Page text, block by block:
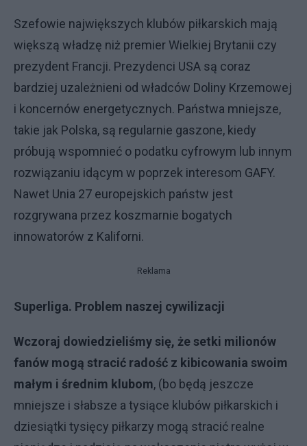
Szefowie największych klubów piłkarskich mają
większą władzę niż premier Wielkiej Brytanii czy
prezydent Francji. Prezydenci USA są coraz
bardziej uzależnieni od władców Doliny Krzemowej
i koncernów energetycznych. Państwa mniejsze,
takie jak Polska, są regularnie gaszone, kiedy
próbują wspomnieć o podatku cyfrowym lub innym
rozwiązaniu idącym w poprzek interesom GAFY.
Nawet Unia 27 europejskich państw jest
rozgrywana przez koszmarnie bogatych
innowatorów z Kaliforni.
Reklama
Superliga. Problem naszej cywilizacji
Wczoraj dowiedzieliśmy się, że setki milionów
fanów mogą stracić radość z kibicowania swoim
małym i średnim klubom, (bo będą jeszcze
mniejsze i słabsze a tysiące klubów piłkarskich i
dziesiątki tysięcy piłkarzy mogą stracić realne